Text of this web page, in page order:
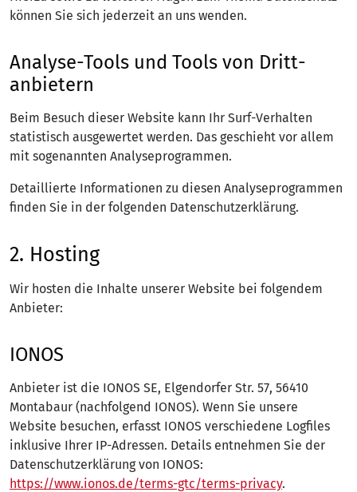
können Sie sich jederzeit an uns wenden.
Analyse-Tools und Tools von Dritt­
anbietern
Beim Besuch dieser Website kann Ihr Surf-Verhalten
statistisch ausgewertet werden. Das geschieht vor allem
mit sogenannten Analyseprogrammen.
Detaillierte Informationen zu diesen Analyseprogrammen
finden Sie in der folgenden Datenschutzerklärung.
2. Hosting
Wir hosten die Inhalte unserer Website bei folgendem
Anbieter:
IONOS
Anbieter ist die IONOS SE, Elgendorfer Str. 57, 56410
Montabaur (nachfolgend IONOS). Wenn Sie unsere
Website besuchen, erfasst IONOS verschiedene Logfiles
inklusive Ihrer IP-Adressen. Details entnehmen Sie der
Datenschutzerklärung von IONOS:
https://www.ionos.de/terms-gtc/terms-privacy.